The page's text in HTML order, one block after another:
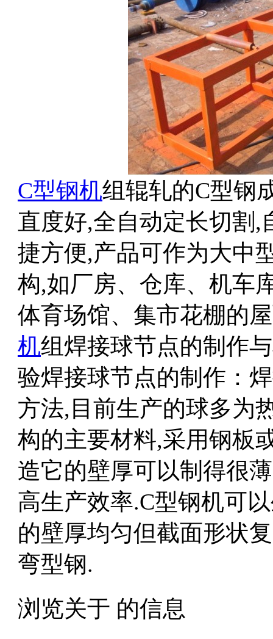
C型钢机组辊轧的C型钢
直度好,全自动定长切割,
捷方便,产品可作为大中
构,如厂房、仓库、机车
体育场馆、集市花棚的
机组焊接球节点的制作
验焊接球节点的制作：
方法,目前生产的球多为
构的主要材料,采用钢板
造它的壁厚可以制得很
高生产效率.C型钢机可
的壁厚均匀但截面形状
弯型钢.
浏览关于 的信息